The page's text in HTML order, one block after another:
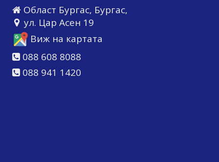
Област Бургас, Бургас,
ул. Цар Асен 19
Виж на картата
088 608 8088
088 941 1420